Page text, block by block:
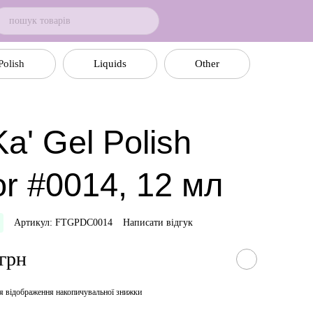
Liquids Other
Gel Polish
#0014, 12 мл
Артикул: FTGPDC0014 Написати відгук
відображення накопичувальної знижки